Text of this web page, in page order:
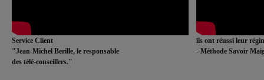
Service Client
"Jean-Michel Berille, le responsable
des télé-conseillers."
ils ont réussi leur
- Méthode Savoir